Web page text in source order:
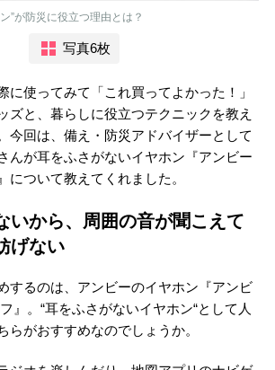
”が防災に役立つ理由とは？
写真6枚
に使ってみて「これ買ってよかった！」
ズと、暮らしに役立つテクニックを教え
今回は、備え・防災アドバイザーとして
んが耳をふさがないイヤホン『アンビー
について教えてくれました。
いから、周囲の音が聞こえて
げない
するのは、アンビーのイヤホン『アンビ
』。“耳をふさがないイヤホン“として人
らがおすすめなのでしょうか。